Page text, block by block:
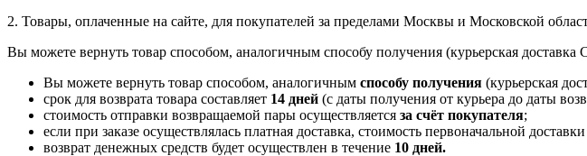
2. Товары, оплаченные на сайте, для покупателей за пределами Москвы и Московской
Вы можете вернуть товар способом, аналогичным способу получения (курьерская
Вы можете вернуть товар способом, аналогичным способу получения (курьерская
срок для возврата товара составляет 14 дней (с даты получения от курьера до даты
стоимость отправки возвращаемой пары осуществляется за счёт покупателя;
если при заказе осуществлялась платная доставка, стоимость первоначальной доставки
возврат денежных средств будет осуществлен в течение 10 дней.